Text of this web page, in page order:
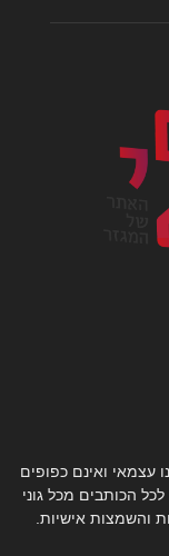
עצמאי ואינם כפופים
הכותבים מכל גוני
והשמצות אישיות.